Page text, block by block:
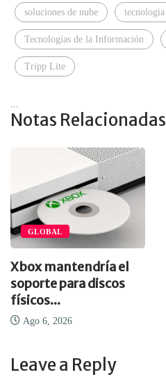
soluciones de nube tecnologia
Tecnologías de la Información
Tripp Lite
Notas Relacionadas
GLOBAL
Xbox mantendría el
soporte para discos
físicos...
Ago 6, 2026
Leave a Reply